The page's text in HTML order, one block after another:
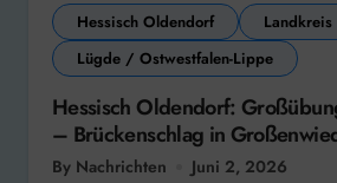
Hessisch Oldendorf
Landkreis
Lügde / Ostwestfalen-Lippe
Hessisch Oldendorf:
– Brückenschlag in
By Nachrichten Juni 2, 2026